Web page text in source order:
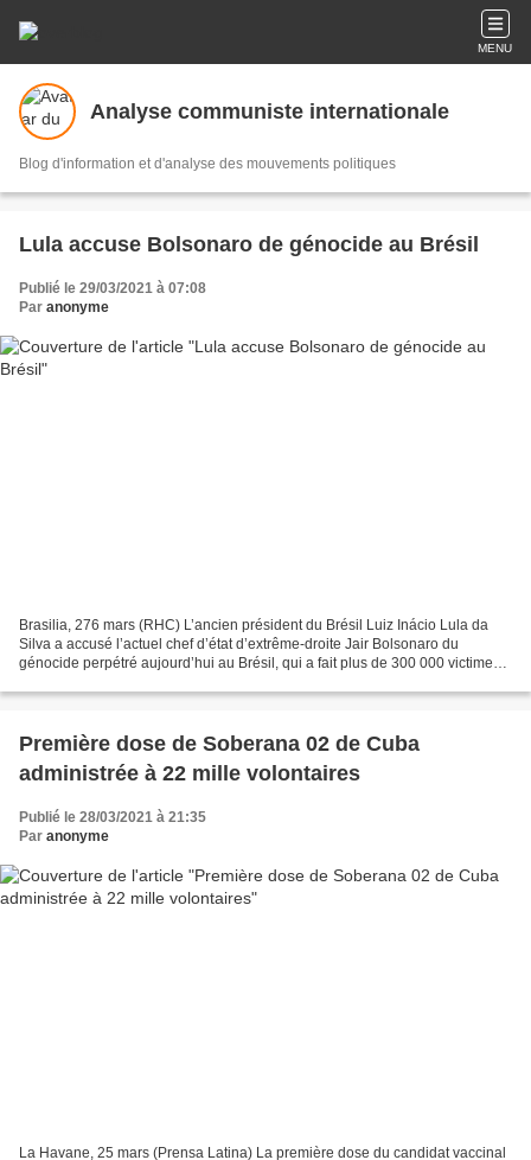
MENU
Analyse communiste internationale
Blog d'information et d'analyse des mouvements politiques
Lula accuse Bolsonaro de génocide au Brésil
Publié le 29/03/2021 à 07:08
Par anonyme
Brasilia, 276 mars (RHC) L’ancien président du Brésil Luiz Inácio Lula da
Silva a accusé l’actuel chef d’état d’extrême-droite Jair Bolsonaro du
génocide perpétré aujourd’hui au Brésil, qui a fait plus de 300 000 victimes
Première dose de Soberana 02 de Cuba
administrée à 22 mille volontaires
Publié le 28/03/2021 à 21:35
Par anonyme
La Havane, 25 mars (Prensa Latina) La première dose du candidat vaccinal